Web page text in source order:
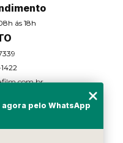
ás 18h
agora pelo WhatsApp